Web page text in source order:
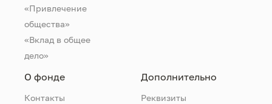
«Привлечение
общества»
«Вклад в общее
дело»
О фонде
Контакты
Дополнительно
Реквизиты